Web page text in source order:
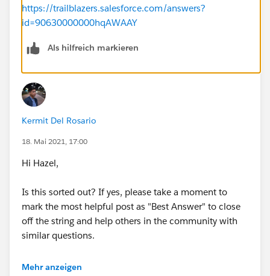
https://trailblazers.salesforce.com/answers?
id=90630000000hqAWAAY
Als hilfreich markieren
Kermit Del Rosario
18. Mai 2021, 17:00
Hi Hazel,
Is this sorted out? If yes, please take a moment to
mark the most helpful post as "Best Answer" to close
off the string and help others in the community with
similar questions.
#.followup
Mehr anzeigen